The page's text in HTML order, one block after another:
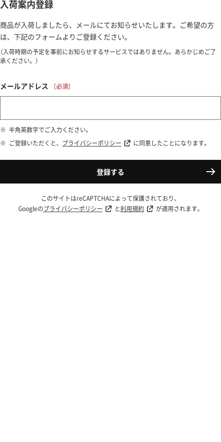
入荷案内登録
商品が入荷しましたら、メールにてお知らせいたします。ご希望の方
は、下記のフォームよりご登録ください。
（入荷時期の予定を事前にお知らせするサービスではありません。あらかじめご了
承ください。）
メールアドレス
半角英数字でご入力ください。
ご登録いただくと、 プライバシーポリシー に同意したことになります。
登録する
このサイトはreCAPTCHAによって保護されており、
Googleのプライバシーポリシー と利用規約 が適用されます。